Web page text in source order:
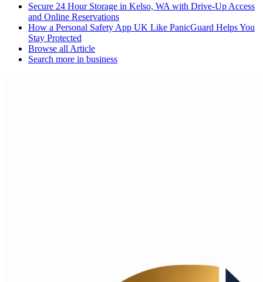
Secure 24 Hour Storage in Kelso, WA with Drive-Up Access
and Online Reservations
How a Personal Safety App UK Like PanicGuard Helps You
Stay Protected
Browse all Article
Search more in business